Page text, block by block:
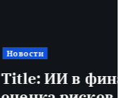
секторе: